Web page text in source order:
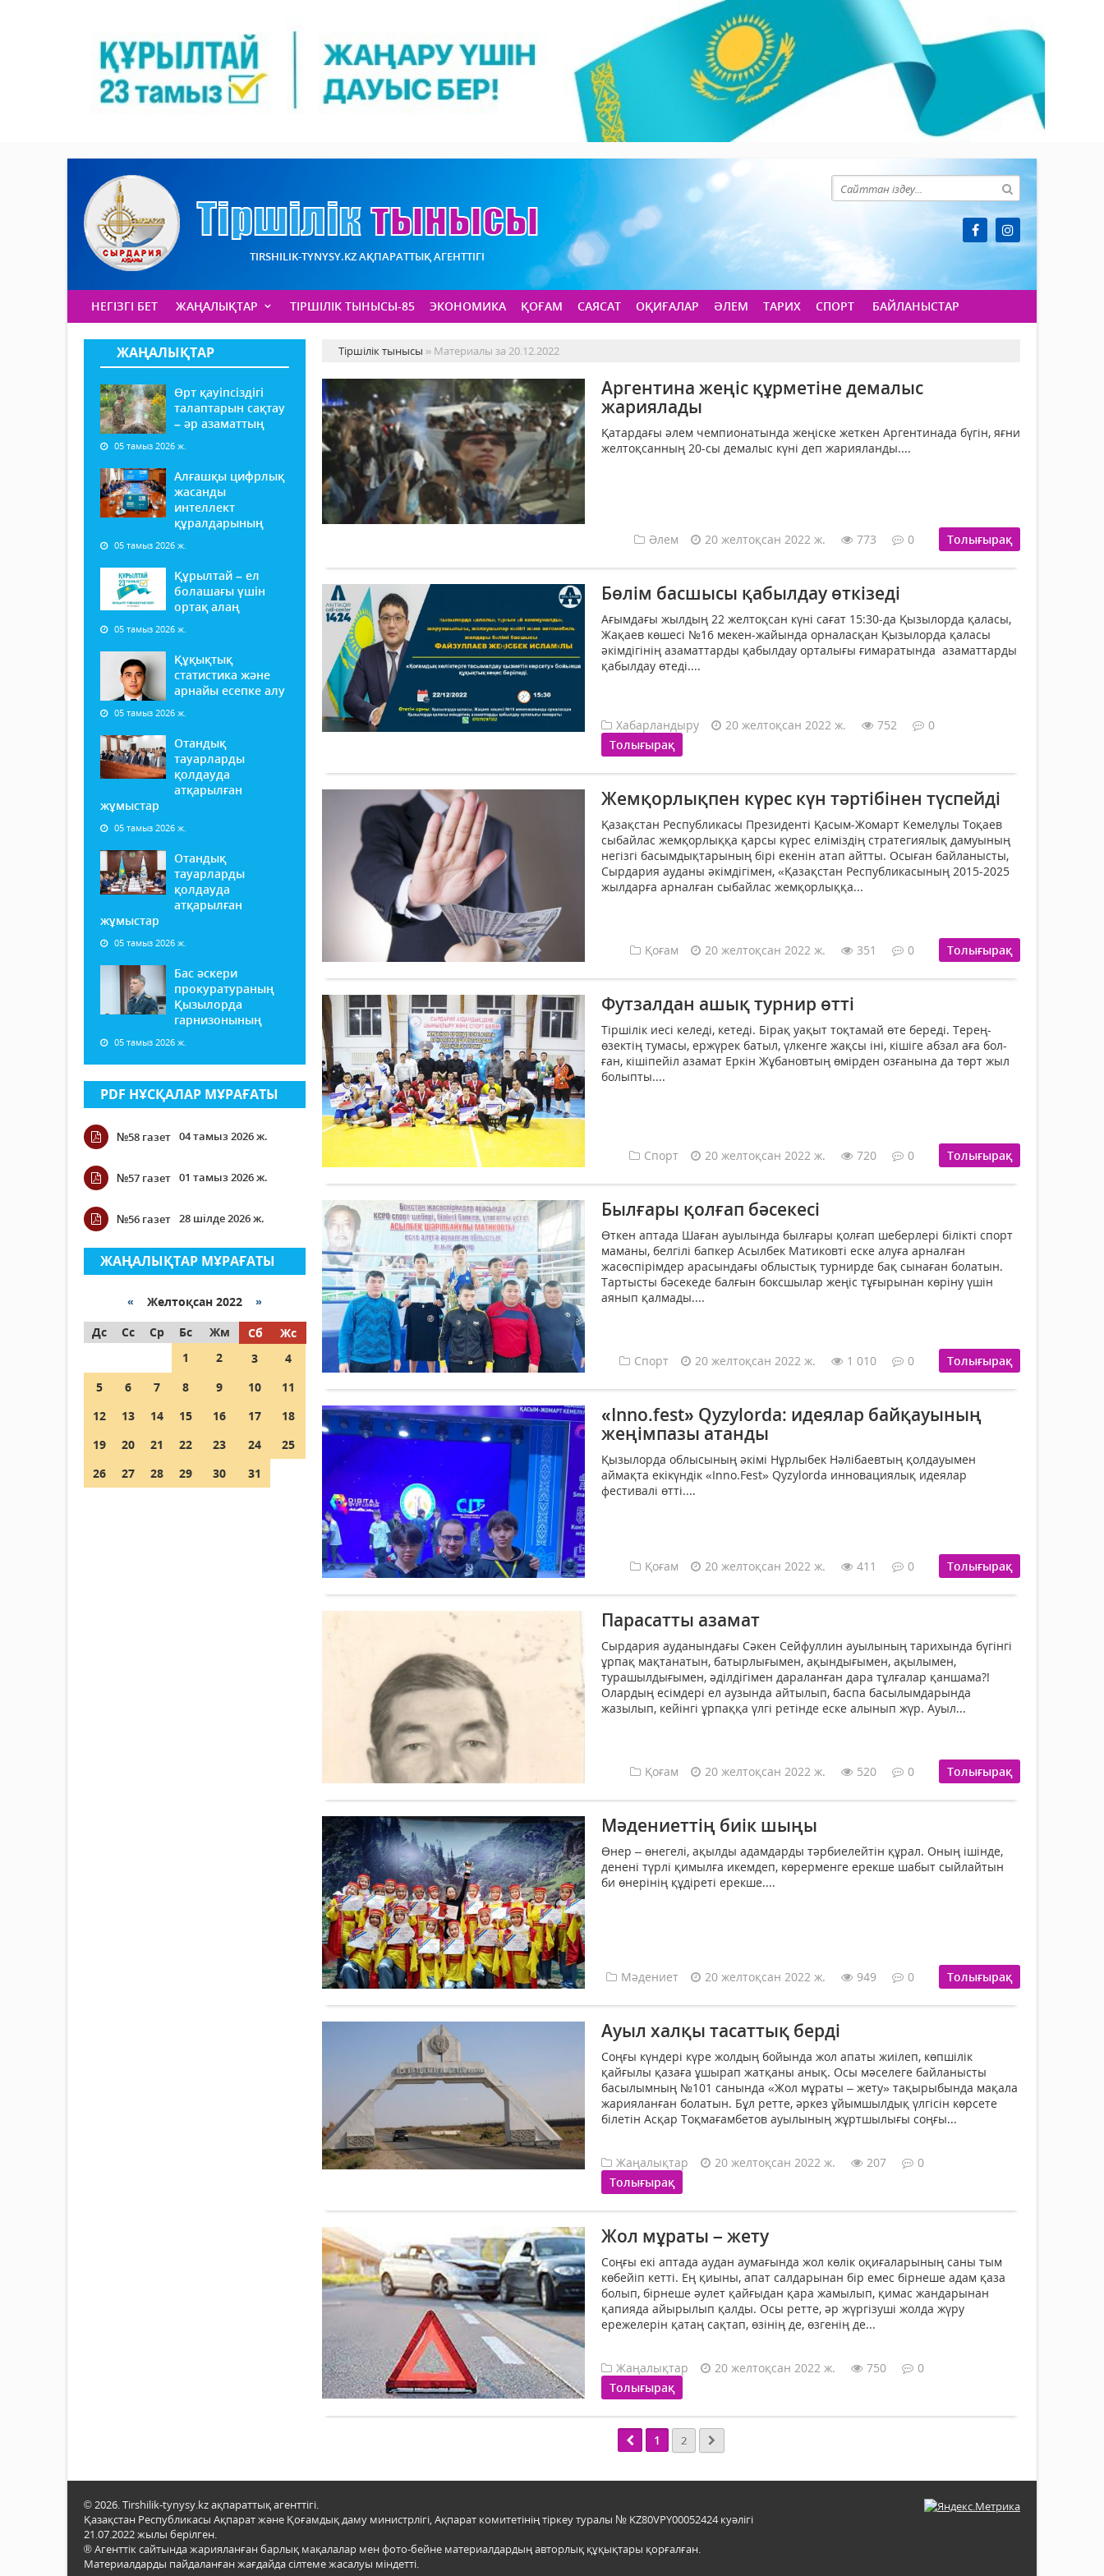
TIRSHILIK-TYNYSY.KZ АҚПАРАТТЫҚ АГЕНТТІГІ
НЕГІЗГІ БЕТ ЖАҢАЛЫҚТАР ТІРШІЛІК ТЫНЫСЫ-85 ЭКОНОМИКА ҚОҒАМ САЯСАТ ОҚИҒАЛАР ӘЛЕМ ТАРИХ СПОРТ БАЙЛАНЫСТАР
ЖАҢАЛЫҚТАР
Өрт қауіпсіздігі
талаптарын сақтау
– әр азаматтың
05 тамыз 2026 ж.
Алғашқы цифрлық
жасанды
интеллект
құралдарының
05 тамыз 2026 ж.
Құрылтай – ел
болашағы үшін
ортақ алаң
05 тамыз 2026 ж.
Құқықтық
статистика және
арнайы есепке алу
05 тамыз 2026 ж.
Отандық
тауарларды
қолдауда
атқарылған
жұмыстар
05 тамыз 2026 ж.
Отандық
тауарларды
қолдауда
атқарылған
жұмыстар
05 тамыз 2026 ж.
Бас әскери
прокуратураның
Қызылорда
гарнизонының
05 тамыз 2026 ж.
PDF НҰСҚАЛАР МҰРАҒАТЫ
№58 газет 04 тамыз 2026 ж.
№57 газет 01 тамыз 2026 ж.
№56 газет 28 шілде 2026 ж.
ЖАҢАЛЫҚТАР МҰРАҒАТЫ
« Желтоқсан 2022 »
Дс
Сс Ср Бс Жм Сб
Жс
1
2 3
4
5
6 7 8 9 10
11
12
13 14 15 16 17
18
19
20 21 22 23 24
25
26
27 28 29 30 31
Тіршілік тынысы » Материалы за 20.12.2022
Аргентина жеңіс құрметіне демалыс
жариялады
Қатардағы әлем чемпионатында жеңіске жеткен Аргентинада бүгін, яғни
желтоқсанның 20-сы демалыс күні деп жарияланды....
Әлем 20 желтоқсан 2022 ж. 773 0 Толығырақ
Бөлім басшысы қабылдау өткізеді
Ағымдағы жылдың 22 желтоқсан күні сағат 15:30-да Қызылорда қаласы,
Жақаев көшесі №16 мекен-жайында орналасқан Қызылорда қаласы
әкімдігінің азаматтарды қабылдау орталығы ғимаратында азаматтарды
қабылдау өтеді....
Хабарландыру 20 желтоқсан 2022 ж. 752
0
Толығырақ
Жемқорлықпен күрес күн тәртібінен түспейді
Қазақстан Республикасы Президенті Қасым-Жомарт Кемелұлы Тоқаев
сыбайлас жемқорлыққа қарсы күрес еліміздің стра­тегиялық дамуының
негізгі басым­дық­тарының бірі екенін атап айтты. Осыған байланысты,
Сырдария ауданы әкімдігімен, «Қазақстан Республикасының 2015-2025
жыл­дарға арналған сыбайлас жем­қорлыққа...
Қоғам 20 желтоқсан 2022 ж. 351 0 Толығырақ
Футзалдан ашық турнир өтті
Тіршілік иесі келеді, кетеді. Бірақ уақыт тоқтамай өте береді. Терең­
өзектің тумасы, ер­­­жү­­рек ба­тыл, үлкенге жақ­­­сы іні, кішіге абзал аға бол­
ған, кішіпейіл азамат Еркін Жұбановтың өмірден оз­ға­нына да төрт жыл
болыпты....
Спорт 20 желтоқсан 2022 ж. 720 0 Толығырақ
Былғары қолғап бәсекесі
Өткен аптада Шаған ауылында был­ғары қолғап шеберлері білікті спорт
маманы, белгілі бапкер Асылбек Матиковті еске алуға арналған
жасөспірімдер арасындағы облыстық турнирде бақ сы­наған болатын.
Тартыс­ты бәсекеде бал­ғын боксшылар жеңіс тұғырынан көріну үшін
аянып қалмады....
Спорт 20 желтоқсан 2022 ж. 1 010 0 Толығырақ
«Іnno.fest» Qyzylorda: идеялар байқауының
жеңімпазы атанды
Қызылорда облысының әкімі Нұрлыбек Нәлібаевтың қол­дауымен
аймақта екікүндік «Inno.Fest» Qyzylorda инно­ва­циялық идеялар
фестивалі өтті.­...
Қоғам 20 желтоқсан 2022 ж. 411 0 Толығырақ
Парасатты азамат
Сырдария ауданындағы Сәкен Сейфуллин ауылының тарихында бүгінгі
ұр­пақ мақтанатын, ба­тыр­лығымен, ақындығымен, ақылымен,
турашылдығы­мен, әділдігімен дара­ланған дара тұлғалар қаншама?!
Олардың есімдері ел аузында айтылып, баспа басылымдарында
жазылып, кейінгі ұрпаққа үлгі ретінде еске алынып жүр. Ауыл...
Қоғам 20 желтоқсан 2022 ж. 520 0 Толығырақ
Мәдениеттің биік шыңы
Өнер – өнегелі, ақылды адамдарды тәрбиелейтін құрал. Оның ішінде,
денені түрлі қимылға икемдеп, көрерменге ерек­ше шабыт сыйлайтын
би өнерінің құдіреті ерекше....
Мәдениет 20 желтоқсан 2022 ж. 949 0 Толығырақ
Ауыл халқы тасаттық берді
Соңғы күндері күре жолдың бойында жол апаты жиілеп, көпшілік
қайғылы қазаға ұшырап жатқаны анық. Осы мәселеге байланысты
басылымның №101 санында «Жол мұраты – жету» тақырыбында мақала
жарияланған болатын. Бұл ретте, әркез ұйымшылдық үлгісін көрсете
білетін Асқар Тоқмағамбетов ауы­лының жұртшылығы соңғы...
Жаңалықтар 20 желтоқсан 2022 ж. 207
0
Толығырақ
Жол мұраты – жету
Соңғы екі аптада аудан аумағында жол көлік оқи­ғаларының саны тым
кө­бейіп кетті. Ең қиыны, апат салдарынан бір емес бірнеше адам қаза
болып, бір­неше әулет қайғыдан қара жамылып, қи­мас жандарынан
қапияда айырылып қалды. Осы ретте, әр жүргізуші жолда жү­ру
ережелерін қатаң сақтап, өзінің де, өзгенің де...
Жаңалықтар 20 желтоқсан 2022 ж. 750
0
Толығырақ
1 2
© 2026. Tirshilik-tynysy.kz ақпараттық агенттігі.
Қазақстан Республикасы Ақпарат және Қоғамдық даму министрлігі, Ақпарат комитетінің тіркеу туралы № KZ80VPY00052424 куәлігі
21.07.2022 жылы берілген.
® Агенттік сайтында жарияланған барлық мақалалар мен фото-бейне материалдардың авторлық құқықтары қорғалған.
Материалдарды пайдаланған жағдайда сілтеме жасалуы міндетті.